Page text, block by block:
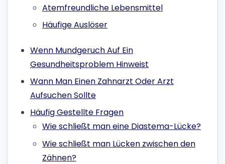
Atemfreundliche Lebensmittel
Häufige Auslöser
Wenn Mundgeruch Auf Ein
Gesundheitsproblem Hinweist
Wann Man Einen Zahnarzt Oder Arzt
Aufsuchen Sollte
Häufig Gestellte Fragen
Wie schließt man eine Diastema-Lücke?
Wie schließt man Lücken zwischen den
Zähnen?